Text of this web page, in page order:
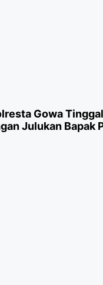
Gowa
Julukan Bapak